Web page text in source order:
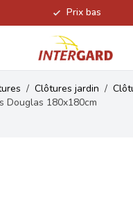
Prix bas
/ Clôtures jardin /
Douglas 180x180cm